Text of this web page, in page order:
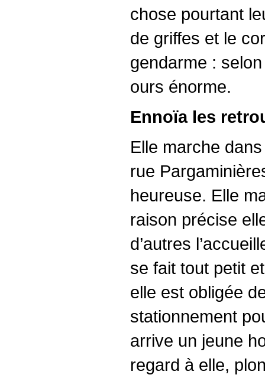
chose pourtant
de griffes et le
gendarme :
ours énorme.
Ennoïa les
Elle marche
rue
heureuse. Elle
raison précise
d’autres
se fait tout petit
elle est obligée
stationnement
arrive un jeune
regard à elle,